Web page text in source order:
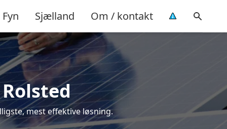
Fyn Sjælland Om / kontakt
mest effektive løsning.